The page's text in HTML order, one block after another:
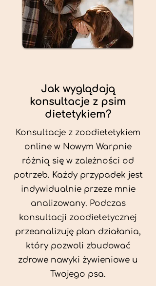
Jak wyglądają
konsultacje z psim
dietetykiem?
Konsultacje z zoodietetykiem
online w Nowym Warpnie
różnią się w zależności od
potrzeb. Każdy przypadek jest
indywidualnie przeze mnie
analizowany. Podczas
konsultacji zoodietetycznej
przeanalizuję plan działania,
który pozwoli zbudować
zdrowe nawyki żywieniowe u
Twojego psa.